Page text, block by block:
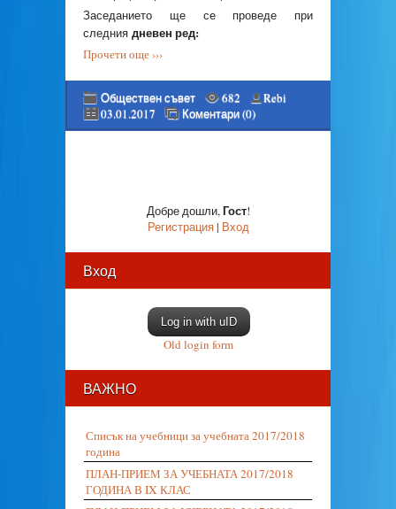
Заседанието ще се проведе при
следния дневен ред:
Прочети още ›››
Обществен съвет 682
Rebi
03.01.2017
Коментари (0)
Добре дошли,Гост!
Регистрация| Вход
Вход
Log in with uID
Old login form
ВАЖНО
Списък на учебници за учебната 2017/2018
година
ПЛАН-ПРИЕМ ЗА УЧЕБНАТА 2017/2018
ГОДИНА В IX КЛАС